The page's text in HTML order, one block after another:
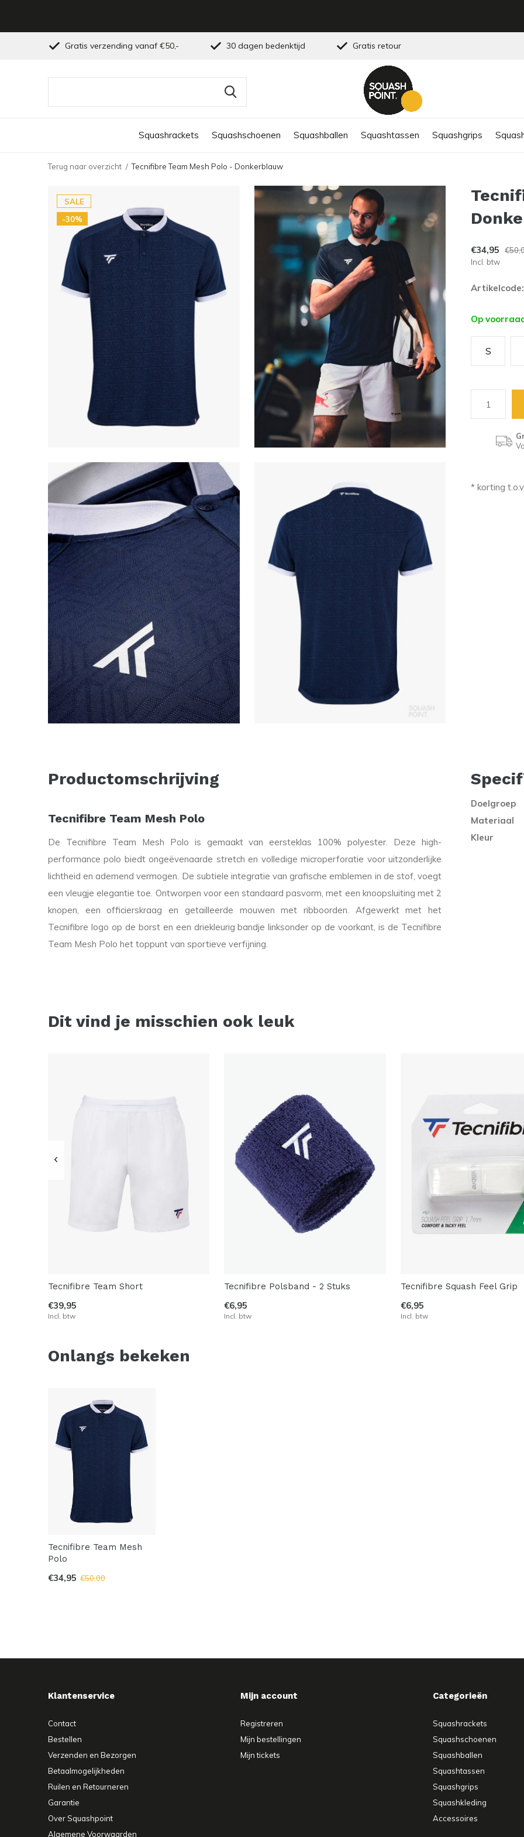
Squashrackets Squashschoenen Squashballen Squashtassen Squashgrips
Gratis verzending vanaf €50,- 30 dagen bedenktijd Gratis retour
Terug naar overzicht Tecnifibre Team Mesh Polo - Donkerblauw
SALE
-30%
€34,95
Incl. btw
Artikelcode:
Op
S
* korting
Productomschrijving
Tecnifibre Team Mesh Polo
De Tecnifibre Team Mesh Polo is gemaakt van eersteklas 100% polyester. Deze high-
performance polo biedt ongeëvenaarde stretch en volledige microperforatie voor uitzonderlijke
lichtheid en ademend vermogen. De subtiele integratie van grafische emblemen in de stof, voegt
een vleugje elegantie toe. Ontworpen voor een standaard pasvorm, met een knoopsluiting met 2
knopen, een officierskraag en getailleerde mouwen met ribboorden. Afgewerkt met het
Tecnifibre logo op de borst en een driekleurig bandje linksonder op de voorkant, is de Tecnifibre
Team Mesh Polo het toppunt van sportieve verfijning.
Doelgroep
Materiaal
Kleur
Dit vind je misschien ook leuk
Tecnifibre Team Short
€39,95
Incl. btw
Tecnifibre Polsband - 2 Stuks
€6,95
Incl. btw
Tecnifibre Squash Feel Grip
€6,95
Incl. btw
Onlangs bekeken
Tecnifibre Team Mesh
Polo
€34,95 €50,00
Klantenservice
Contact
Bestellen
Verzenden en Bezorgen
Betaalmogelijkheden
Ruilen en Retourneren
Garantie
Over Squashpoint
Algemene Voorwaarden
Mijn account
Registreren
Mijn bestellingen
Mijn tickets
Categorieën
Squashrackets
Squashschoenen
Squashballen
Squashtassen
Squashgrips
Squashkleding
Accessoires